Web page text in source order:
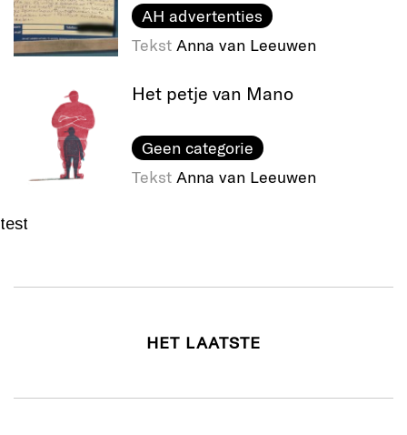
AH advertenties
Tekst Anna van Leeuwen
Het petje van Mano
Geen categorie
Tekst Anna van Leeuwen
test
HET LAATSTE